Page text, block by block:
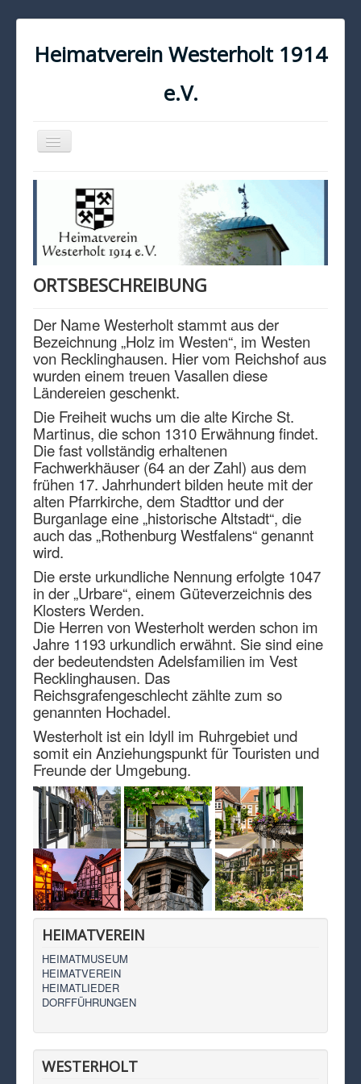
Heimatverein Westerholt 1914
e.V.
Navigation
an/aus
KONTAKT
IMPRESSUM
DATENSCHUTZ
ORTSBESCHREIBUNG
Der Name Westerholt stammt aus der
Bezeichnung „Holz im Westen“, im Westen
von Recklinghausen. Hier vom Reichshof aus
wurden einem treuen Vasallen diese
Ländereien geschenkt.
Die Freiheit wuchs um die alte Kirche St.
Martinus, die schon 1310 Erwähnung findet.
Die fast vollständig erhaltenen
Fachwerkhäuser (64 an der Zahl) aus dem
frühen 17. Jahrhundert bilden heute mit der
alten Pfarrkirche, dem Stadttor und der
Burganlage eine „historische Altstadt“, die
auch das „Rothenburg Westfalens“ genannt
wird.
Die erste urkundliche Nennung erfolgte 1047
in der „Urbare“, einem Güteverzeichnis des
Klosters Werden.
Die Herren von Westerholt werden schon im
Jahre 1193 urkundlich erwähnt. Sie sind eine
der bedeutendsten Adelsfamilien im Vest
Recklinghausen. Das
Reichsgrafengeschlecht zählte zum so
genannten Hochadel.
Westerholt ist ein Idyll im Ruhrgebiet und
somit ein Anziehungspunkt für Touristen und
Freunde der Umgebung.
HEIMATVEREIN
HEIMATMUSEUM
HEIMATVEREIN
HEIMATLIEDER
DORFFÜHRUNGEN
WESTERHOLT